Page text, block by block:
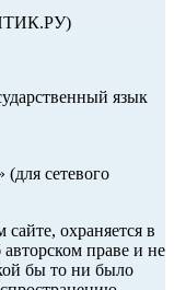
язык
сетевого
охраняется в
праве и не
бы то ни было